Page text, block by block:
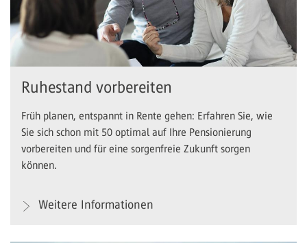
Ruhestand vorbereiten
Früh planen, entspannt in Rente gehen: Erfahren Sie, wie
Sie sich schon mit 50 optimal auf Ihre Pensionierung
vorbereiten und für eine sorgenfreie Zukunft sorgen
können.
Weitere Informationen